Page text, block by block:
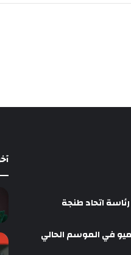
اتحاد طنجة
في الموسم الحالي